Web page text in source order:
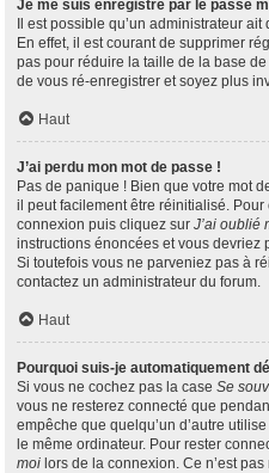
Je me suis enregistré par le passé
Il est possible qu’un administrateur
En effet, il est courant de supprimer
pas pour réduire la taille de la base
de vous ré-enregistrer et soyez plus
Haut
J’ai perdu mon mot de passe !
Pas de panique ! Bien que votre mot
il peut facilement être réinitialisé.
connexion puis cliquez sur J’ai oublié
instructions énoncées et vous devriez
Si toutefois vous ne parveniez pas à
contactez un administrateur du forum.
Haut
Pourquoi suis-je automatiquement
Si vous ne cochez pas la case Se
vous ne resterez connecté que
empêche que quelqu’un d’autre
le même ordinateur. Pour rester
moi lors de la connexion. Ce n’est